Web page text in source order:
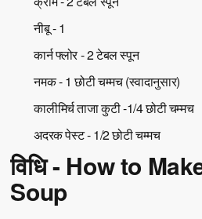
नीबू - 1
कार्न फ्लोर - 2 टेबल स्पून
नमक - 1 छोटी चम्मच (स्वादानुसार)
कालीमिर्च ताजा कुटी -1/4 छोटी चम्मच
अदरक पेस्ट - 1/2 छोटी चम्मच
विधि - How to
Soup